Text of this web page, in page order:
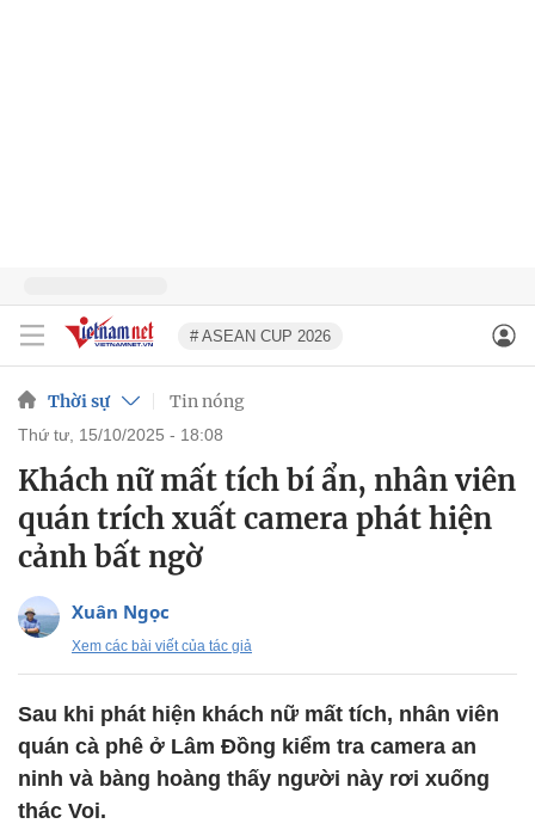
# ASEAN CUP 2026
Thời sự Tin nóng
thứ tư, 15/10/2025 - 18:08
Khách nữ mất tích bí ẩn, nhân viên
quán trích xuất camera phát hiện
cảnh bất ngờ
Xuân Ngọc
Xem các bài viết của tác giả
Sau khi phát hiện khách nữ mất tích, nhân viên
quán cà phê ở Lâm Đồng kiểm tra camera an
ninh và bàng hoàng thấy người này rơi xuống
thác Voi.